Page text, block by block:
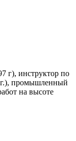
г), инструктор по
промышленный
на высоте